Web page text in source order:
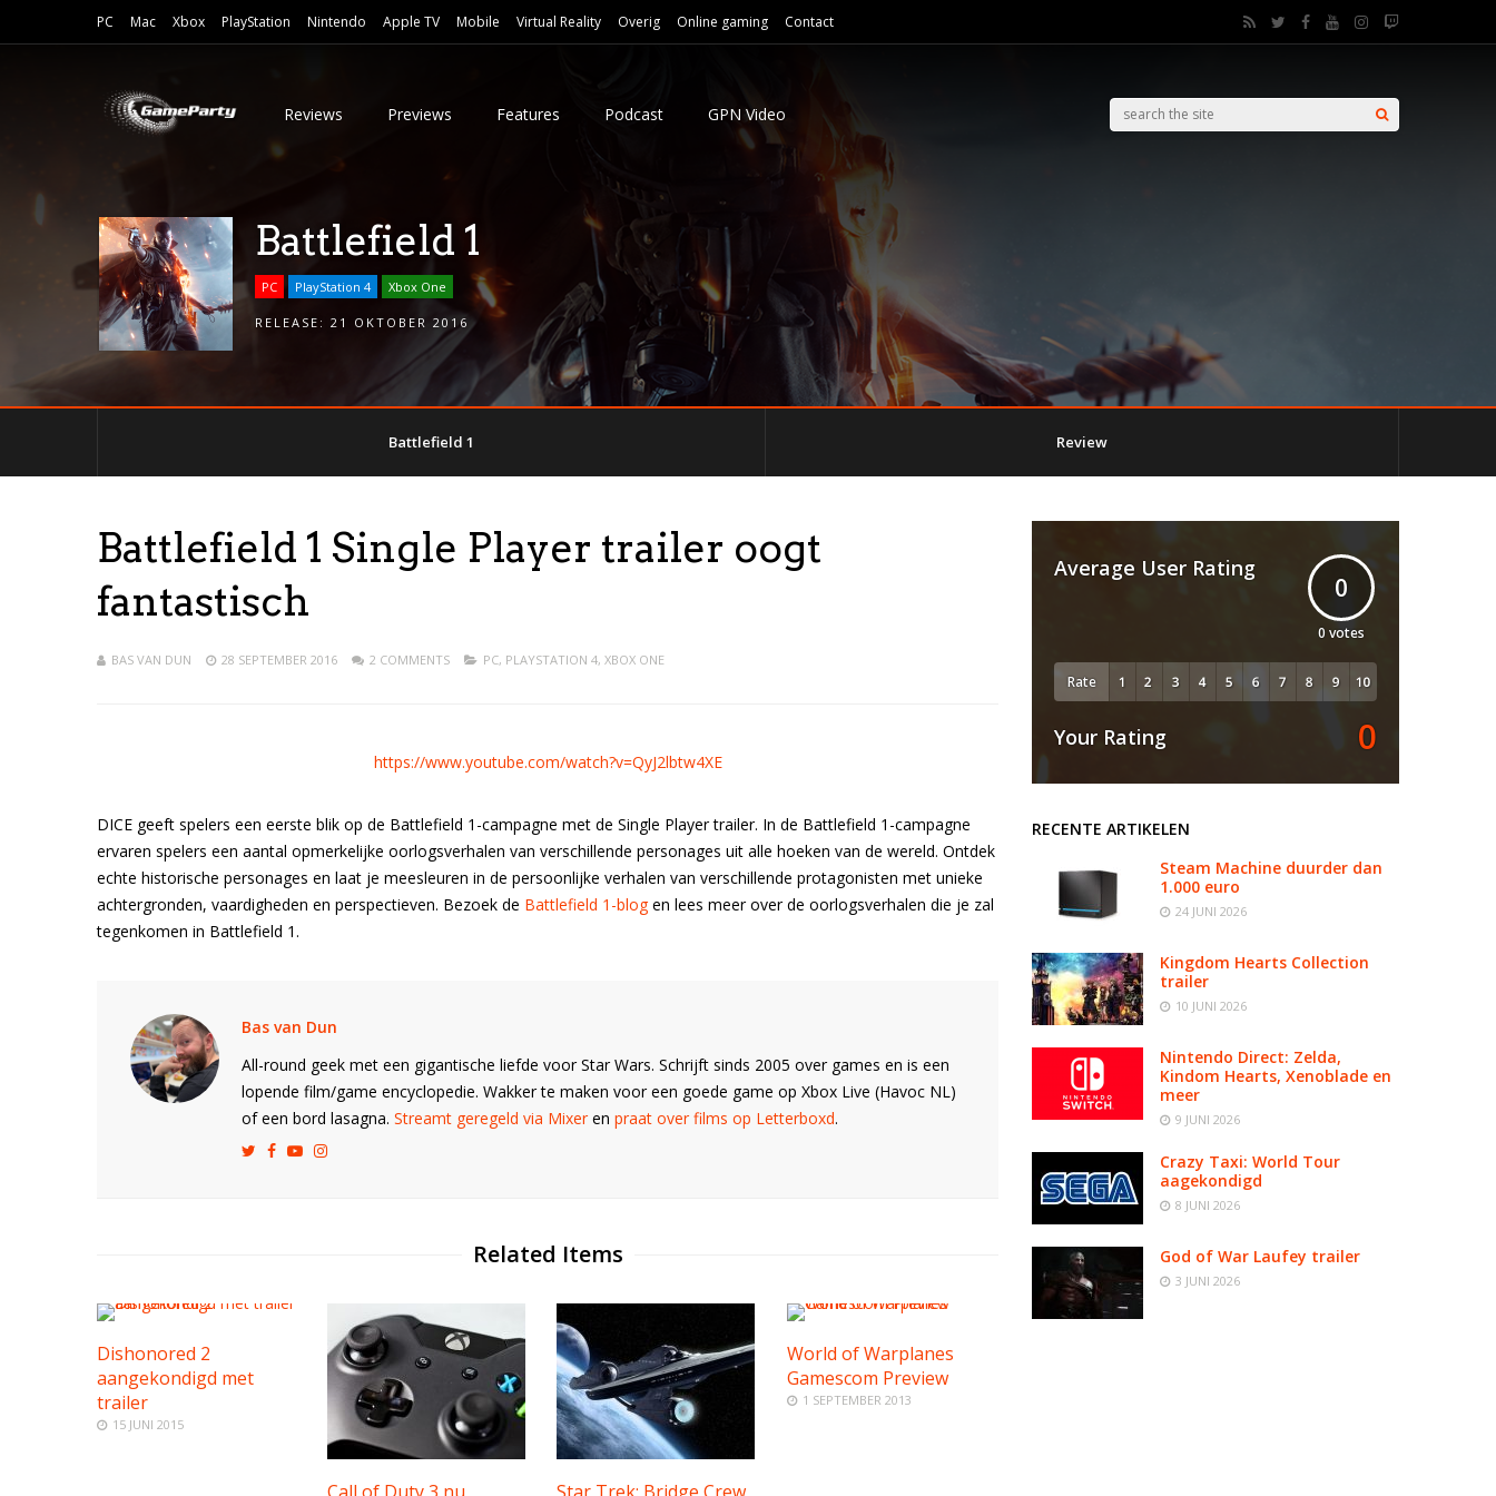
PC Mac Xbox PlayStation Nintendo Apple TV Mobile Virtual Reality Overig Online gaming Contact
Reviews Previews Features Podcast GPN Video
Battlefield 1
PC PlayStation 4 Xbox One
RELEASE: 21 OKTOBER 2016
Battlefield 1 Review
Battlefield 1 Single Player trailer oogt
fantastisch
BAS VAN DUN 28 SEPTEMBER 2016 2 COMMENTS PC, PLAYSTATION 4, XBOX ONE
https://www.youtube.com/watch?v=QyJ2lbtw4XE
DICE geeft spelers een eerste blik op de Battlefield 1-campagne met de Single Player trailer. In de Battlefield 1-campagne
ervaren spelers een aantal opmerkelijke oorlogsverhalen van verschillende personages uit alle hoeken van de wereld. Ontdek
echte historische personages en laat je meesleuren in de persoonlijke verhalen van verschillende protagonisten met unieke
achtergronden, vaardigheden en perspectieven. Bezoek de Battlefield 1-blogen lees meer over de oorlogsverhalen die je zal
tegenkomen in Battlefield 1.
Bas van Dun
All-round geek met een gigantische liefde voor Star Wars. Schrijft sinds 2005 over games en is een
lopende film/game encyclopedie. Wakker te maken voor een goede game op Xbox Live (Havoc NL)
of een bord lasagna. Streamt geregeld via Mixeren praat over films op Letterboxd.
Related Items
Dishonored 2
aangekondigd met
trailer
15 JUNI 2015
World of Warplanes
Gamescom Preview
1 SEPTEMBER 2013
Average User Rating
0
0 votes
Rate
Your Rating 0
RECENTE ARTIKELEN
Steam Machine duurder dan
1.000 euro
24 JUNI 2026
Kingdom Hearts Collection
trailer
10 JUNI 2026
Nintendo Direct: Zelda,
Kindom Hearts, Xenoblade en
meer
9 JUNI 2026
Crazy Taxi: World Tour
aagekondigd
8 JUNI 2026
God of War Laufey trailer
3 JUNI 2026